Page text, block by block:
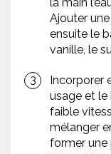
Ajouter
ensuite le
vanille, le
Incorporer
usage et le
faible
mélanger
former une